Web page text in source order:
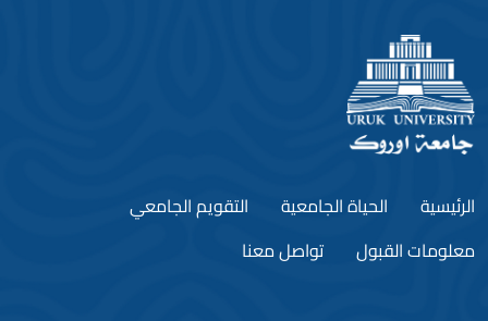
الرئيسية الحياة الجامعية
التقويم الجامعي
معلومات القبول
تواصل معنا